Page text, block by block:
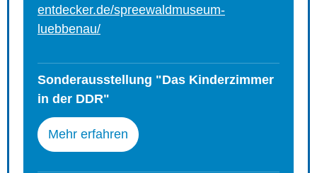
entdecker.de/spreewaldmuseum-
luebbenau/
Sonderausstellung "Das Kinderzimmer
in der DDR"
Mehr erfahren